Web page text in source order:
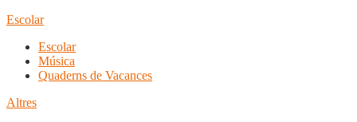
Escolar
Escolar
Música
Quaderns de Vacances
Altres